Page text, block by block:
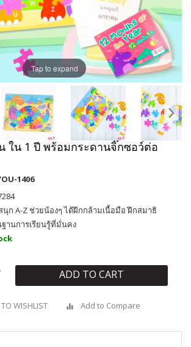
Tap to expand
ใน 1 ปี พร้อมกระดานจิ๊กซอว์ต่อ
1406
ก A-Z ช่วยน้องๆ ได้ฝึกกล้ามเนื้อมือ ฝึกสมาธิ
านการเรียนรู้ที่มั่นคง
ADD TO CART
WISHLIST Add to Compare